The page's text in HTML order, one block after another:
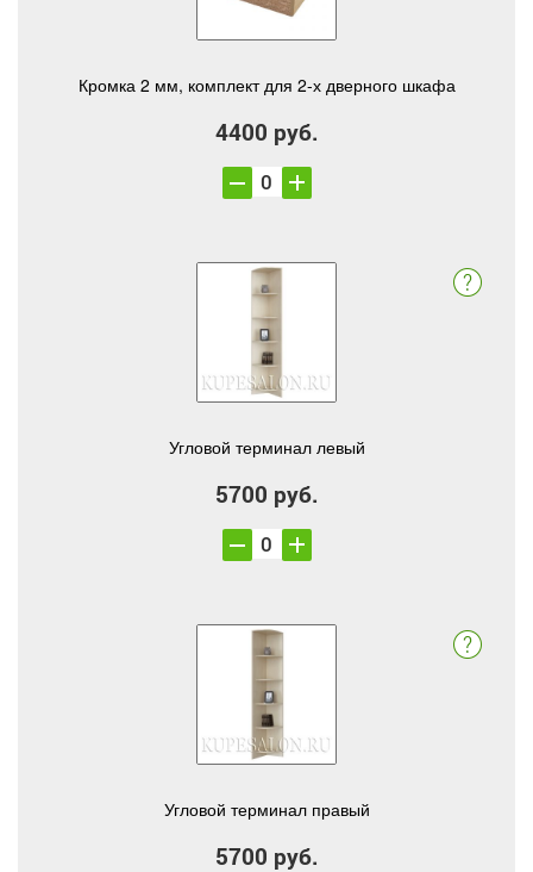
Кромка 2 мм, комплект для 2-х дверного шкафа
4400 руб.
Угловой терминал левый
5700 руб.
Угловой терминал правый
5700 руб.